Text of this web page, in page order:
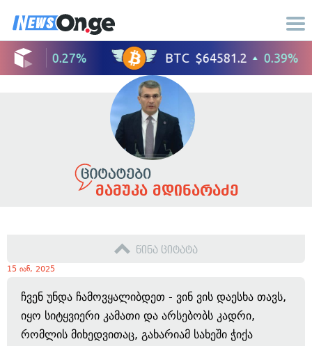
მამუკა მდინარაძე
წინა ციტატა
15 იან, 2025
ჩვენ უნდა ჩამოვყალიბდეთ - ვინ ვის დაესხა თავს,
იყო სიტყვიერი კამათი და არსებობს კადრი,
რომლის მიხედვითაც, გახარიამ სახეში ჭიქა